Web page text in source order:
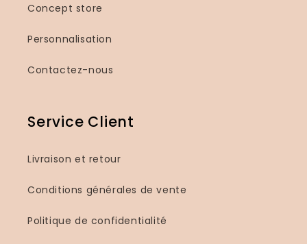
Concept store
Personnalisation
Contactez-nous
Service Client
Livraison et retour
Conditions générales de vente
Politique de confidentialité